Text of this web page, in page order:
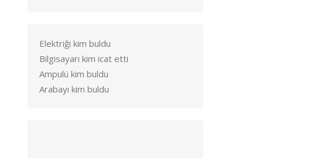
Elektriği kim buldu
Bilgisayarı kim icat etti
Ampulü kim buldu
Arabayı kim buldu